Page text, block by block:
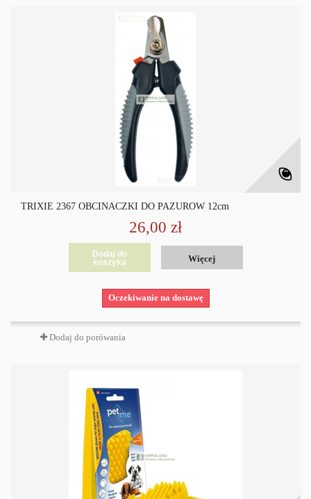
TRIXIE 2367 OBCINACZKI DO PAZURÓW 12cm
26,00 zł
Dodaj do
koszyka
Więcej
Oczekiwanie na dostawę
Dodaj do porówania